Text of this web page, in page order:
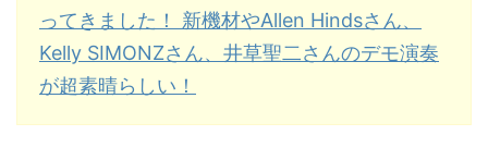
ってきました！ 新機材やAllen Hindsさん、
Kelly SIMONZさん、井草聖二さんのデモ演奏
が超素晴らしい！